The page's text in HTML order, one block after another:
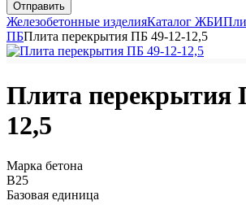
Железобетонные изделияКаталог ЖБИ
ПБПлита перекрытия ПБ 49-12-12,5
Плита перекрытия
12,5
Марка бетона
B25
Базовая единица